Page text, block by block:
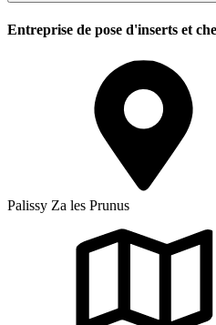
Entreprise de pose d'inserts et
Palissy Za les Prunus